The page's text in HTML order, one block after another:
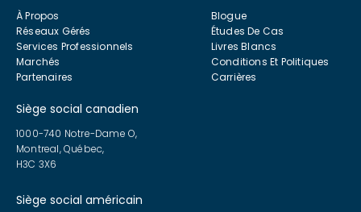
À Propos
Réseaux Gérés
Services Professionnels
Marchés
Partenaires
Blogue
Études De Cas
Livres Blancs
Conditions Et Politiques
Carrières
Siège social canadien
1000-740 Notre-Dame O,
Montreal, Québec,
H3C 3X6
Siège social américain